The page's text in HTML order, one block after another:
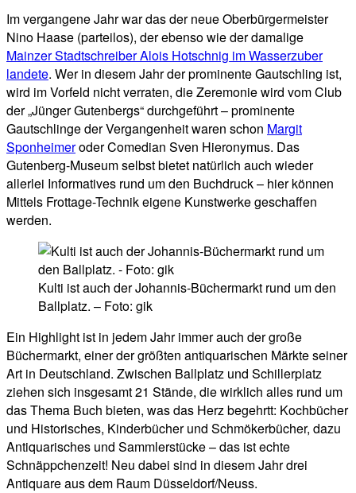
Im vergangene Jahr war das der neue Oberbürgermeister
Nino Haase (parteilos), der ebenso wie der damalige
Mainzer Stadtschreiber Alois Hotschnig im Wasserzuber
landete. Wer in diesem Jahr der prominente Gautschling ist,
wird im Vorfeld nicht verraten, die Zeremonie wird vom Club
der „Jünger Gutenbergs“ durchgeführt – prominente
Gautschlinge der Vergangenheit waren schon Margit
Sponheimeroder Comedian Sven Hieronymus. Das
Gutenberg-Museum selbst bietet natürlich auch wieder
allerlei Informatives rund um den Buchdruck – hier können
Mittels Frottage-Technik eigene Kunstwerke geschaffen
werden.
Kulti ist auch der Johannis-Büchermarkt rund um den
Ballplatz. – Foto: gik
Ein Highlight ist in jedem Jahr immer auch der große
Büchermarkt, einer der größten antiquarischen Märkte seiner
Art in Deutschland. Zwischen Ballplatz und Schillerplatz
ziehen sich insgesamt 21 Stände, die wirklich alles rund um
das Thema Buch bieten, was das Herz begehrtt: Kochbücher
und Historisches, Kinderbücher und Schmökerbücher, dazu
Antiquarisches und Sammlerstücke – das ist echte
Schnäppchenzeit! Neu dabei sind in diesem Jahr drei
Antiquare aus dem Raum Düsseldorf/Neuss.